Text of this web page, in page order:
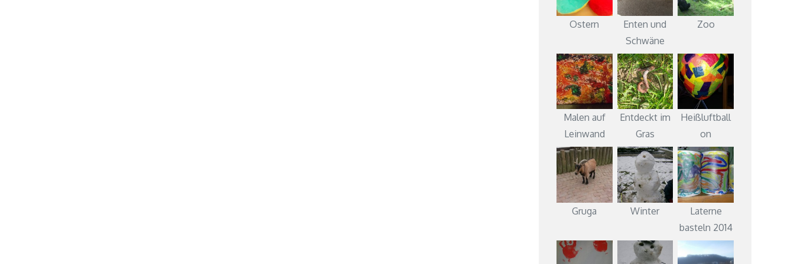
Ostern
Enten und
Schwäne
Zoo
Malen auf
Leinwand
Entdeckt im
Gras
Heißluftball
on
Gruga Winter
Laterne
basteln 2014